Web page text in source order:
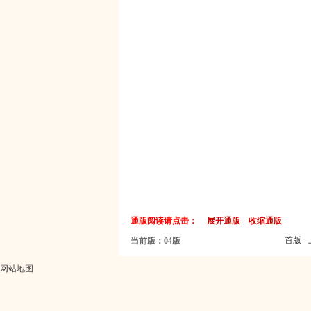
通版阅读请点击： 展开通版 收缩通版
当前版：04版 首版
网站地图